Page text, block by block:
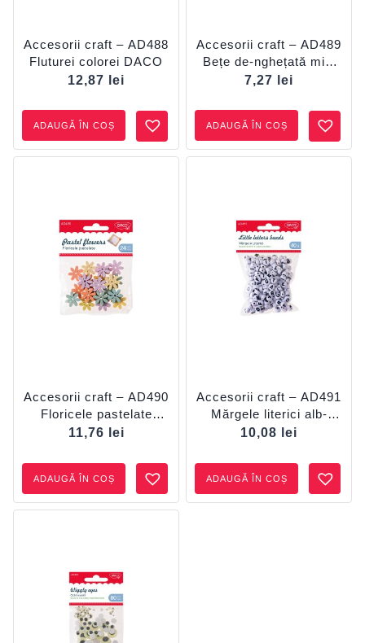
Accesorii craft – AD488
Fluturei colorei DACO
12,87
lei
ADAUGĂ ÎN COȘ
Accesorii craft – AD489
Bețe de-nghețată mini
DACO
7,27 lei
ADAUGĂ ÎN COȘ
Accesorii craft – AD490
Floricele pastelate
DACO
11,76 lei
ADAUGĂ ÎN COȘ
Accesorii craft – AD491
Mărgele literici alb-
negru DACO
10,08 lei
ADAUGĂ ÎN COȘ